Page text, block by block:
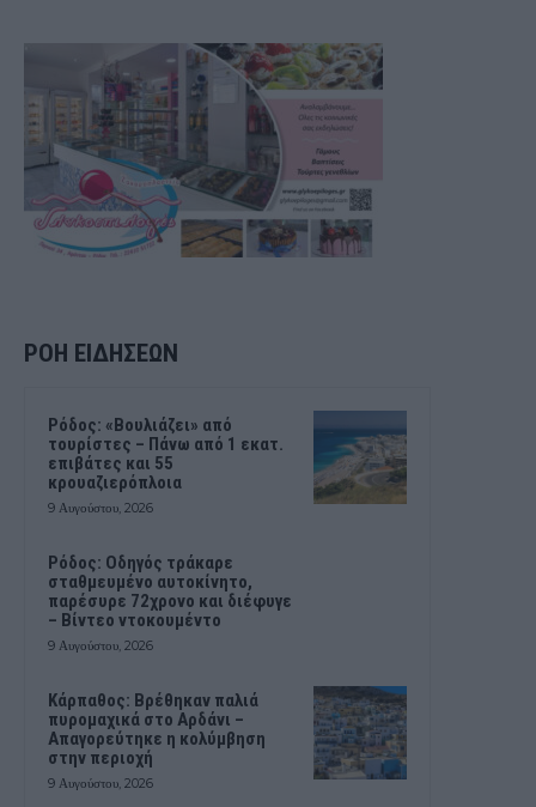
ΡΟΗ ΕΙΔΗΣΕΩΝ
Ρόδος: «Βουλιάζει» από
τουρίστες – Πάνω από 1 εκατ.
επιβάτες και 55
κρουαζιερόπλοια
9 Αυγούστου, 2026
Ρόδος: Οδηγός τράκαρε
σταθμευμένο αυτοκίνητο,
παρέσυρε 72χρονο και διέφυγε
– Βίντεο ντοκουμέντο
9 Αυγούστου, 2026
Κάρπαθος: Βρέθηκαν παλιά
πυρομαχικά στο Αρδάνι –
Απαγορεύτηκε η κολύμβηση
στην περιοχή
9 Αυγούστου, 2026